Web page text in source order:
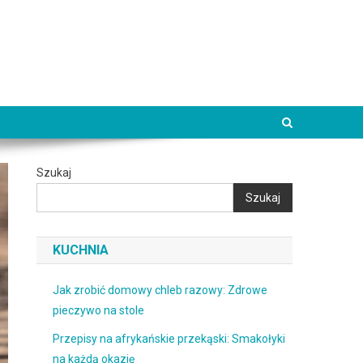
Szukaj
Szukaj
KUCHNIA
Jak zrobić domowy chleb razowy: Zdrowe
pieczywo na stole
Przepisy na afrykańskie przekąski: Smakołyki
na każdą okazję